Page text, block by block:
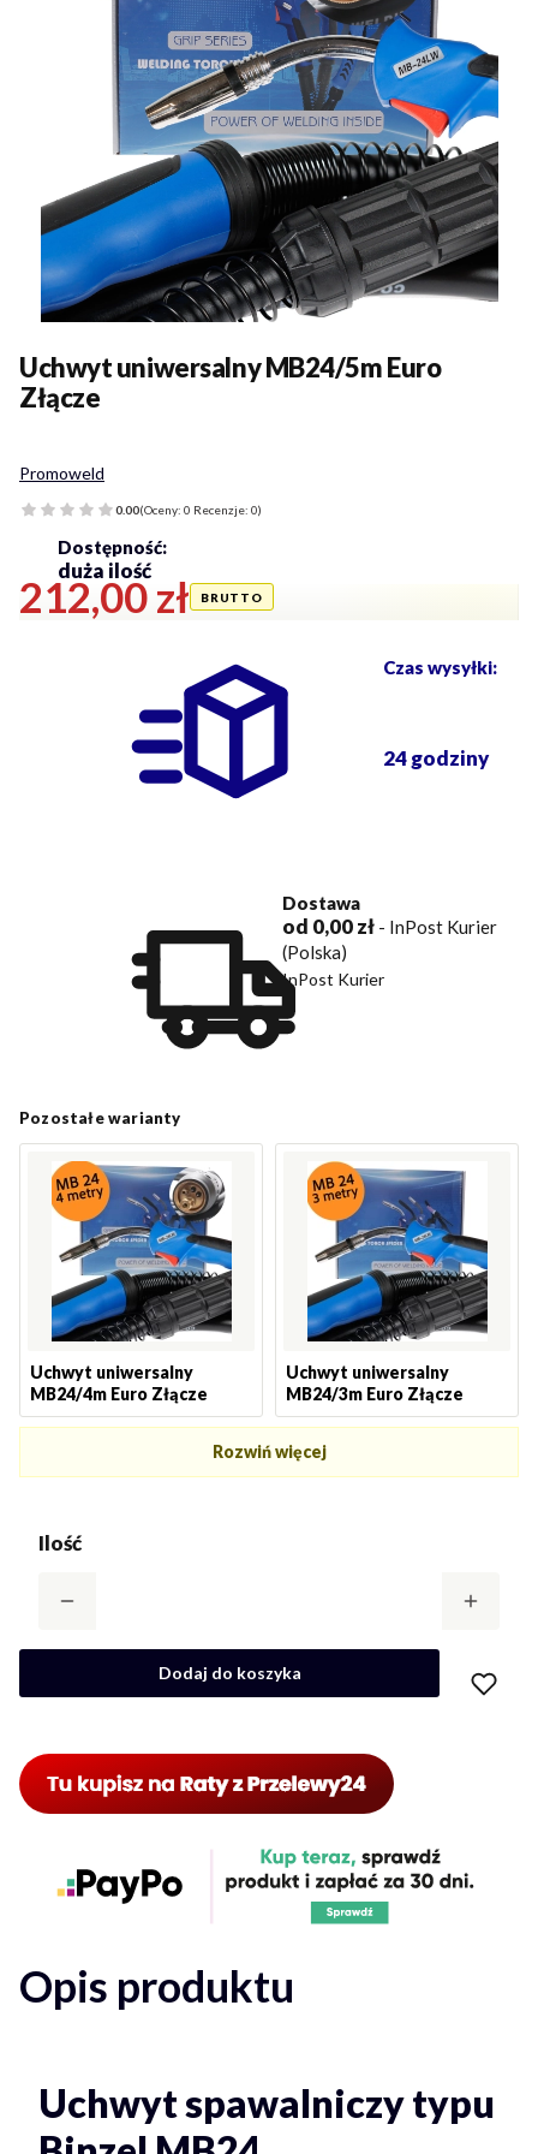
Promoweld
Uchwyt uniwersalny MB24/5m Euro
Złącze
0.00(Oceny: 0 Recenzje: 0)
Cena
212,00 zł
Pozostałe warianty
Uchwyt uniwersalny
MB24/4m Euro Złącze
Uchwyt uniwersalny
MB24/3m Euro Złącze
Rozwiń więcej
Dostawa
od 0,00 zł - InPost Kurier
(Polska)
InPost Kurier
Czas wysyłki:
24 godziny
Ilość
Dostępność:
duża ilość
Dodaj do koszyka
Opis produktu
Uchwyt spawalniczy typu